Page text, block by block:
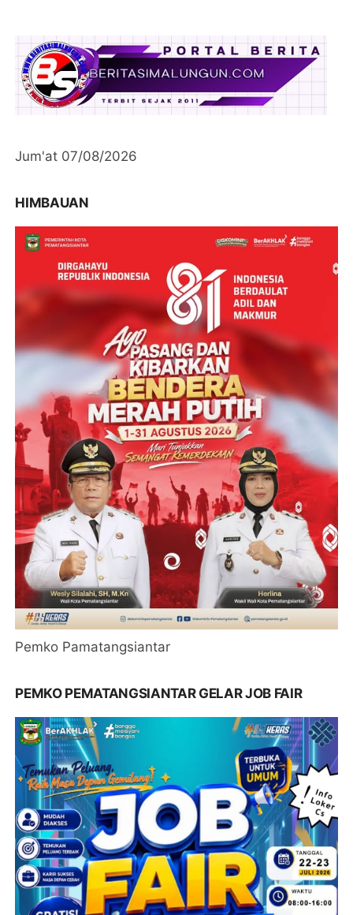
Jum'at 07/08/2026
HIMBAUAN
Pemko Pamatangsiantar
PEMKO PEMATANGSIANTAR GELAR JOB FAIR